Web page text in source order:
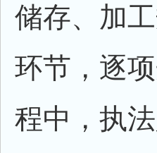
储存、加
环节，逐
程中，执